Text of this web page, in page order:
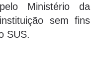
Ministério da
sem fins
SUS.